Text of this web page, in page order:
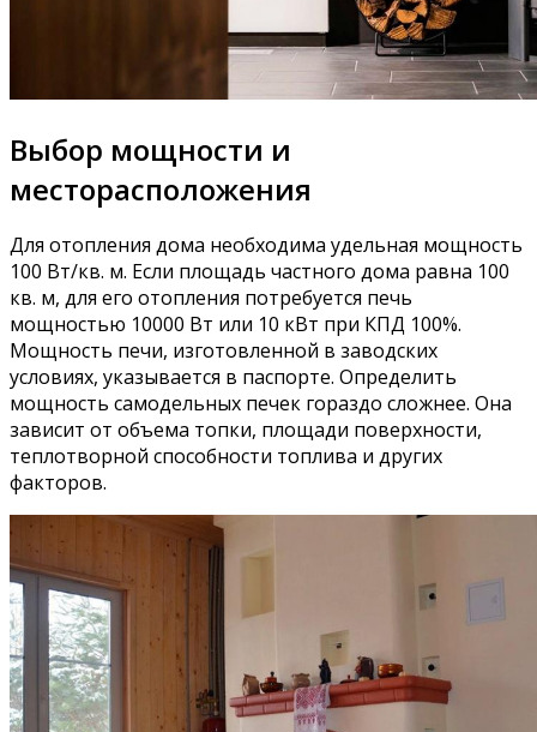
Выбор мощности и
месторасположения
Для отопления дома необходима удельная мощность
100 Вт/кв. м. Если площадь частного дома равна 100
кв. м, для его отопления потребуется печь
мощностью 10000 Вт или 10 кВт при КПД 100%.
Мощность печи, изготовленной в заводских
условиях, указывается в паспорте. Определить
мощность самодельных печек гораздо сложнее. Она
зависит от объема топки, площади поверхности,
теплотворной способности топлива и других
факторов.